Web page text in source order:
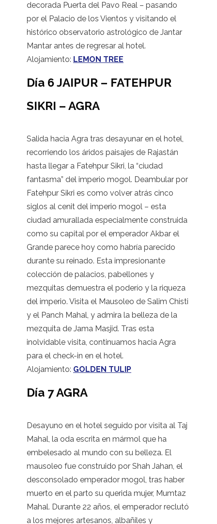
decorada Puerta del Pavo Real – pasando
por el Palacio de los Vientos y visitando el
histórico observatorio astrológico de Jantar
Mantar antes de regresar al hotel.
Alojamiento: LEMON TREE
Día 6 JAIPUR – FATEHPUR
SIKRI – AGRA
Salida hacia Agra tras desayunar en el hotel,
recorriendo los áridos paisajes de Rajastán
hasta llegar a Fatehpur Sikri, la “ciudad
fantasma” del imperio mogol. Deambular por
Fatehpur Sikri es como volver atrás cinco
siglos al cenit del imperio mogol – esta
ciudad amurallada especialmente construida
como su capital por el emperador Akbar el
Grande parece hoy como habría parecido
durante su reinado. Esta impresionante
colección de palacios, pabellones y
mezquitas demuestra el poderío y la riqueza
del imperio. Visita el Mausoleo de Salim Chisti
y el Panch Mahal, y admira la belleza de la
mezquita de Jama Masjid. Tras esta
inolvidable visita, continuamos hacia Agra
para el check-in en el hotel.
Alojamiento: GOLDEN TULIP
Día 7 AGRA
Desayuno en el hotel seguido por visita al Taj
Mahal, la oda escrita en mármol que ha
embelesado al mundo con su belleza. El
mausoleo fue construido por Shah Jahan, el
desconsolado emperador mogol, tras haber
muerto en el parto su querida mujer, Mumtaz
Mahal. Durante 22 años, el emperador reclutó
a los mejores artesanos, albañiles y